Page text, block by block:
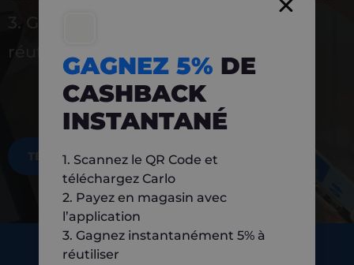
3. Gagnez instantanément 5 % à
réutiliser
TÉLÉCHARGEZ MAINTENANT
GAGNEZ 5% DE
CASHBACK
INSTANTANÉ
1. Scannez le QR Code et
téléchargez Carlo
2. Payez en magasin avec
l’application
3. Gagnez instantanément 5% à
réutiliser